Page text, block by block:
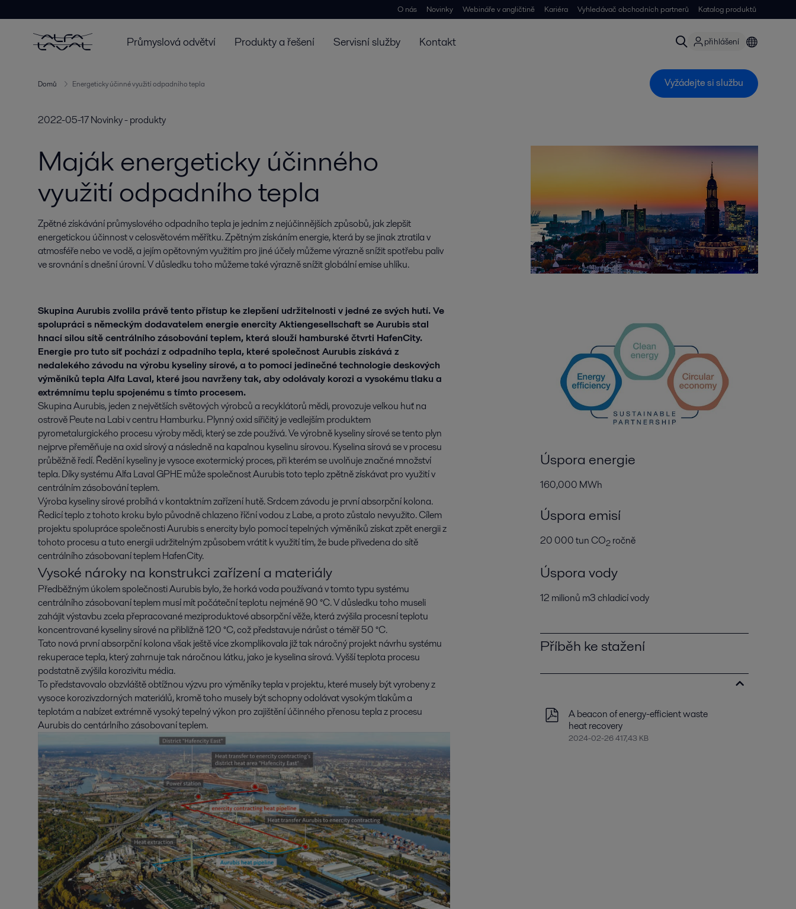
O nás Novinky Webináře v angličtině Kariéra Vyhledávač obchodních partnerů Katalog produktů
Průmyslová odvětví Produkty a řešení Servisní služby Kontakt přihlášení
Domů Energeticky účinné využití odpadního tepla Vyžádejte si službu
2022-05-17Novinky - produkty
Maják energeticky účinného
využití odpadního tepla
Zpětné získávání průmyslového odpadního tepla je jedním z nejúčinnějších způsobů, jak zlepšit
energetickou účinnost v celosvětovém měřítku. Zpětným získáním energie, která by se jinak ztratila v
atmosféře nebo ve vodě, a jejím opětovným využitím pro jiné účely můžeme výrazně snížit spotřebu paliv
ve srovnání s dnešní úrovní. V důsledku toho můžeme také výrazně snížit globální emise uhlíku.
Skupina Aurubis zvolila právě tento přístup ke zlepšení udržitelnosti v jedné ze svých hutí. Ve
spolupráci s německým dodavatelem energie enercity Aktiengesellschaft se Aurubis stal
hnací silou sítě centrálního zásobování teplem, která slouží hamburské čtvrti HafenCity.
Energie pro tuto síť pochází z odpadního tepla, které společnost Aurubis získává z
nedalekého závodu na výrobu kyseliny sírové, a to pomocí jedinečné technologie deskových
výměníků tepla Alfa Laval, které jsou navrženy tak, aby odolávaly korozi a vysokému tlaku a
extrémnímu teplu spojenému s tímto procesem.
Skupina Aurubis, jeden z největších světových výrobců a recyklátorů mědi, provozuje velkou huť na
ostrově Peute na Labi v centru Hamburku. Plynný oxid siřičitý je vedlejším produktem
pyrometalurgického procesu výroby mědi, který se zde používá. Ve výrobně kyseliny sírové se tento plyn
nejprve přeměňuje na oxid sírový a následně na kapalnou kyselinu sírovou. Kyselina sírová se v procesu
průběžně ředí. Ředění kyseliny je vysoce exotermický proces, při kterém se uvolňuje značné množství
tepla. Díky systému Alfa Laval GPHE může společnost Aurubis toto teplo zpětně získávat pro využití v
centrálním zásobování teplem.
Výroba kyseliny sírové probíhá v kontaktním zařízení hutě. Srdcem závodu je první absorpční kolona.
Ředicí teplo z tohoto kroku bylo původně chlazeno říční vodou z Labe, a proto zůstalo nevyužito. Cílem
projektu spolupráce společnosti Aurubis s enercity bylo pomocí tepelných výměníků získat zpět energii z
tohoto procesu a tuto energii udržitelným způsobem vrátit k využití tím, že bude přivedena do sítě
centrálního zásobovaní teplem HafenCity.
Vysoké nároky na konstrukci zařízení a materiály
Předběžným úkolem společnosti Aurubis bylo, že horká voda používaná v tomto typu systému
centrálního zásobovaní teplem musí mít počáteční teplotu nejméně 90 °C. V důsledku toho museli
zahájit výstavbu zcela přepracované meziproduktové absorpční věže, která zvýšila procesní teplotu
koncentrované kyseliny sírové na přibližně 120 °C, což představuje nárůst o téměř 50 °C.
Tato nová první absorpční kolona však ještě více zkomplikovala již tak náročný projekt návrhu systému
rekuperace tepla, který zahrnuje tak náročnou látku, jako je kyselina sírová. Vyšší teplota procesu
podstatně zvýšila korozivitu média.
To představovalo obzvláště obtížnou výzvu pro výměníky tepla v projektu, které musely být vyrobeny z
vysoce korozivzdorných materiálů, kromě toho musely být schopny odolávat vysokým tlakům a
teplotám a nabízet extrémně vysoký tepelný výkon pro zajištění účinného přenosu tepla z procesu
Aurubis do centárlního zásobovaní teplem.
Úspora energie
160,000 MWh
Úspora emisí
20 000 tun CO2ročně
Úspora vody
12 milionů m3 chladicí vody
Příběh ke stažení
A beacon of energy-efficient waste
heat recovery
2024-02-26 417,43 KB